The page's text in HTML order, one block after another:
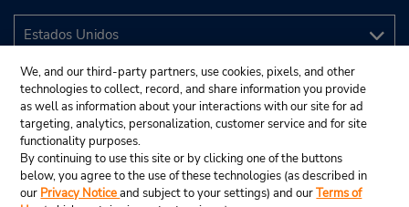
We, and our third-party partners, use cookies, pixels, and other
technologies to collect, record, and share information you provide
as well as information about your interactions with our site for ad
targeting, analytics, personalization, customer service and for site
functionality purposes.
By continuing to use this site or by clicking one of the buttons
below, you agree to the use of these technologies (as described in
our Privacy Noticeand subject to your settings) and ourTerms of